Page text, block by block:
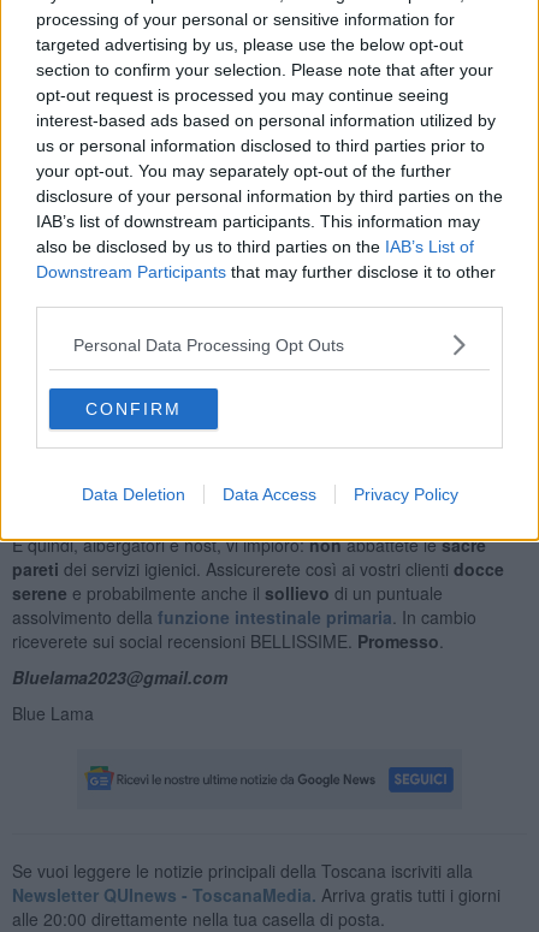
processing of your personal or sensitive information for
targeted advertising by us, please use the below opt-out
section to confirm your selection. Please note that after your
opt-out request is processed you may continue seeing
interest-based ads based on personal information utilized by
us or personal information disclosed to third parties prior to
your opt-out. You may separately opt-out of the further
disclosure of your personal information by third parties on the
IAB’s list of downstream participants. This information may
also be disclosed by us to third parties on the IAB’s List of
Downstream Participants that may further disclose it to other
Personal Data Processing Opt Outs
CONFIRM
Data Deletion Data Access Privacy Policy
foto Bianca Galli
E quindi, albergatori e host, vi imploro:nonabbattete lesacre
pareti dei servizi igienici. Assicurerete così ai vostri clienti docce
serene e probabilmente anche il sollievo di un puntuale
assolvimento della funzione intestinale primaria . In cambio
riceverete sui social recensioni BELLISSIME. Promesso
Bluelama2023@gmail.com
Blue Lama
Se vuoi leggere le notizie principali della Toscana iscriviti alla
Newsletter QUInews - ToscanaMedia. Arriva gratis tutti i giorni
alle 20:00 direttamente nella tua casella di posta.